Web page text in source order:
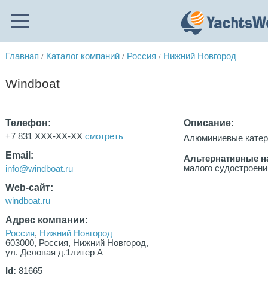
Главная / Каталог компаний / Россия / Нижний Новгород
Windboat
Телефон:
+7 831 XXX-XX-XX смотреть
Email:
info@windboat.ru
Web-сайт:
windboat.ru
Адрес компании:
Россия, Нижний Новгород
603000, Россия, Нижний Новгород,
ул. Деловая д.1литер А
Id:81665
Описание:
Алюминиевые
Альтернативные
малого